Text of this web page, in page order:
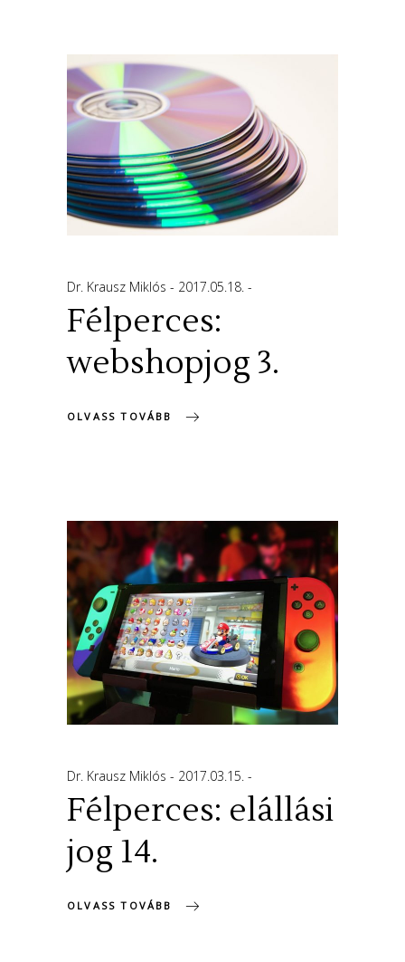
Dr. Krausz Miklós 2017.05.18.
Félperces:
webshopjog 3.
OLVASS TOVÁBB
Dr. Krausz Miklós 2017.03.15.
Félperces: elállási
jog 14.
OLVASS TOVÁBB